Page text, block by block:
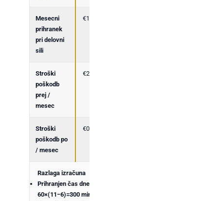
Mesecni
prihranek
pri delovni
sili
€1.320
Stroški
poškodb
prej /
mesec
€200
Stroški
poškodb po
/ mesec
€0
Razlaga izračuna
Prihranjen čas dnevno =
60×(11−6)=300 min = 5 h.